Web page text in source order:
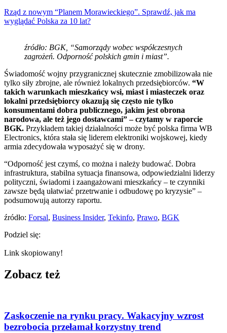
Rząd z nowym “Planem Morawieckiego”. Sprawdź, jak ma
wyglądać Polska za 10 lat?
źródło: BGK, “Samorządy wobec współczesnych
zagrożeń. Odporność polskich gmin i miast”.
Świadomość wojny przygranicznej skutecznie zmobilizowała nie
tylko siły zbrojne, ale również lokalnych przedsiębiorców. “W
takich warunkach mieszkańcy wsi, miast i miasteczek oraz
lokalni przedsiębiorcy okazują się często nie tylko
konsumentami dobra publicznego, jakim jest obrona
narodowa, ale też jego dostawcami” – czytamy w raporcie
BGK. Przykładem takiej działalności może być polska firma WB
Electronics, która stała się liderem elektroniki wojskowej, kiedy
armia zdecydowała wyposażyć się w drony.
“Odporność jest czymś, co można i należy budować. Dobra
infrastruktura, stabilna sytuacja finansowa, odpowiedzialni liderzy
polityczni, świadomi i zaangażowani mieszkańcy – te czynniki
zawsze będą ułatwiać przetrwanie i odbudowę po kryzysie” –
podsumowują autorzy raportu.
źródło: Forsal, Business Insider, Tekinfo, Prawo, BGK
Podziel się:
Link skopiowany!
Zobacz też
Zaskoczenie na rynku pracy. Wakacyjny wzrost
bezrobocia przełamał korzystny trend